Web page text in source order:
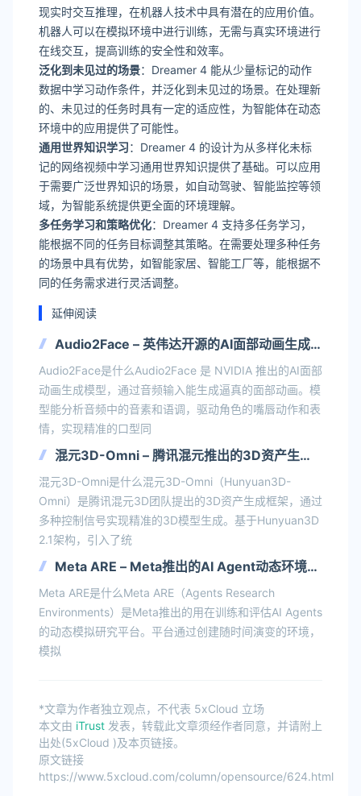
现实时交互推理，在机器人技术中具有潜在的应用价值。
机器人可以在模拟环境中进行训练，无需与真实环境进行
在线交互，提高训练的安全性和效率。
泛化到未见过的场景：Dreamer 4 能从少量标记的动作
数据中学习动作条件，并泛化到未见过的场景。在处理新
的、未见过的任务时具有一定的适应性，为智能体在动态
环境中的应用提供了可能性。
通用世界知识学习：Dreamer 4 的设计为从多样化未标
记的网络视频中学习通用世界知识提供了基础。可以应用
于需要广泛世界知识的场景，如自动驾驶、智能监控等领
域，为智能系统提供更全面的环境理解。
多任务学习和策略优化：Dreamer 4 支持多任务学习，
能根据不同的任务目标调整其策略。在需要处理多种任务
的场景中具有优势，如智能家居、智能工厂等，能根据不
同的任务需求进行灵活调整。
延伸阅读
Audio2Face – 英伟达开源的AI面部动画生成
模型
Audio2Face是什么Audio2Face 是 NVIDIA 推出的AI面部
动画生成模型，通过音频输入能生成逼真的面部动画。模
型能分析音频中的音素和语调，驱动角色的嘴唇动作和表
情，实现精准的口型同
混元3D-Omni – 腾讯混元推出的3D资产生成
框架
混元3D-Omni是什么混元3D-Omni（Hunyuan3D-
Omni）是腾讯混元3D团队提出的3D资产生成框架，通过
多种控制信号实现精准的3D模型生成。基于Hunyuan3D
2.1架构，引入了统
Meta ARE – Meta推出的AI Agent动态环境评
估平台
Meta ARE是什么Meta ARE（Agents Research
Environments）是Meta推出的用在训练和评估AI Agents
的动态模拟研究平台。平台通过创建随时间演变的环境，
模拟
*文章为作者独立观点，不代表 5xCloud 立场
本文由 iTrust 发表，转载此文章须经作者同意，并请附上
出处(5xCloud )及本页链接。
原文链接
https://www.5xcloud.com/column/opensource/624.html